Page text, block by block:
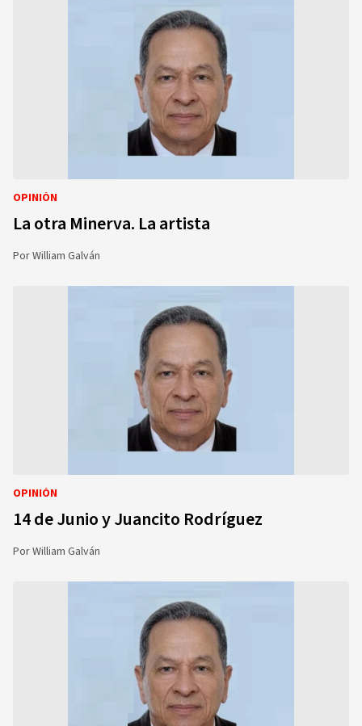
OPINIÓN
La otra Minerva. La artista
PorWilliam Galván
OPINIÓN
14 de Junio y Juancito Rodríguez
PorWilliam Galván